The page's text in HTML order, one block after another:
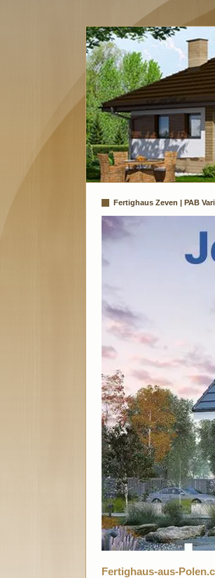
Fertighaus Zeven | PAB
Fertighaus-aus-